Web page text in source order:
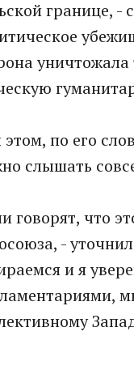
границе, -
по его
слышать
говорят, что
-
и я